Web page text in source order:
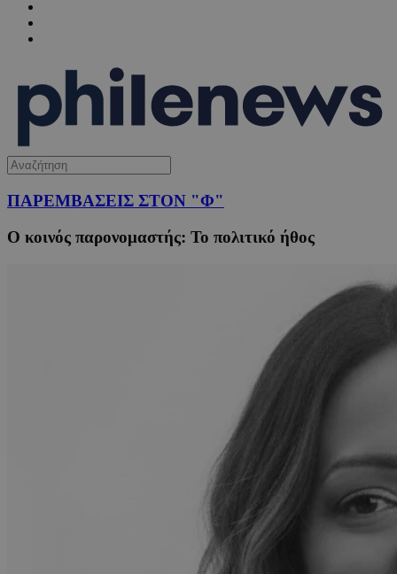
ΠΑΡΕΜΒΑΣΕΙΣ ΣΤΟΝ "Φ"
Ο κοινός παρονομαστής: Το πολιτικό ήθος